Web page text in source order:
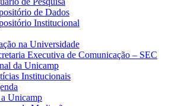
de Dados
Institucional
na Universidade
Executiva de Comunicação – SEC
da Unicamp
Institucionais
Unicamp